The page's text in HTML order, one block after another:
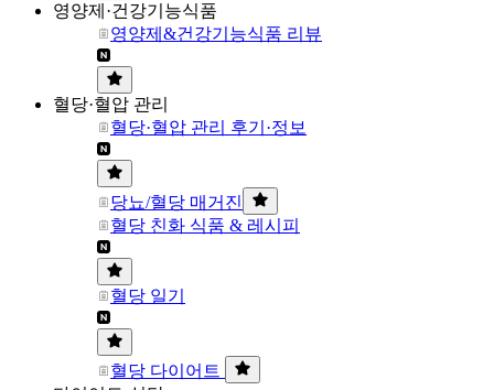
영양제·건강기능식품
영양제&건강기능식품 리뷰
혈당·혈압 관리
혈당·혈압 관리 후기·정보
당뇨/혈당 매거진
혈당 친화 식품 & 레시피
혈당 일기
혈당 다이어트